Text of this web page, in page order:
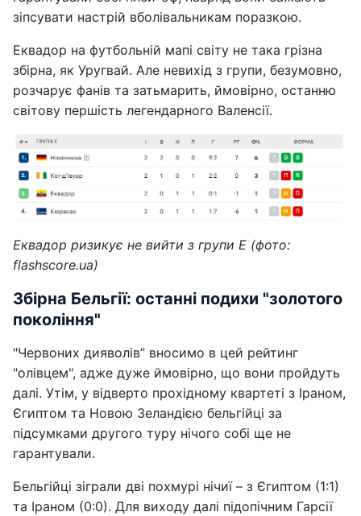
зіпсувати настрій вболівальникам поразкою.
Еквадор на футбольній мапі світу не така грізна
збірна, як Уругвай. Але невихід з групи, безумовно,
розчарує фанів та затьмарить, ймовірно, останню
світову першість легендарного Валенсії.
Еквадор ризикує не вийти з групи Е (фото:
flashscore.uа)
Збірна Бельгії: останні подихи "золотого
покоління"
"Червоних дияволів” вносимо в цей рейтинг
"олівцем", адже дуже ймовірно, що вони пройдуть
далі. Утім, у відверто прохідному квартеті з Іраном,
Єгиптом та Новою Зеландією бельгійці за
підсумками другого туру нічого собі ще не
гарантували.
Бельгійці зіграли дві похмурі нічиї – з Єгиптом (1:1)
та Іраном (0:0). Для виходу далі підопічним Гарсії